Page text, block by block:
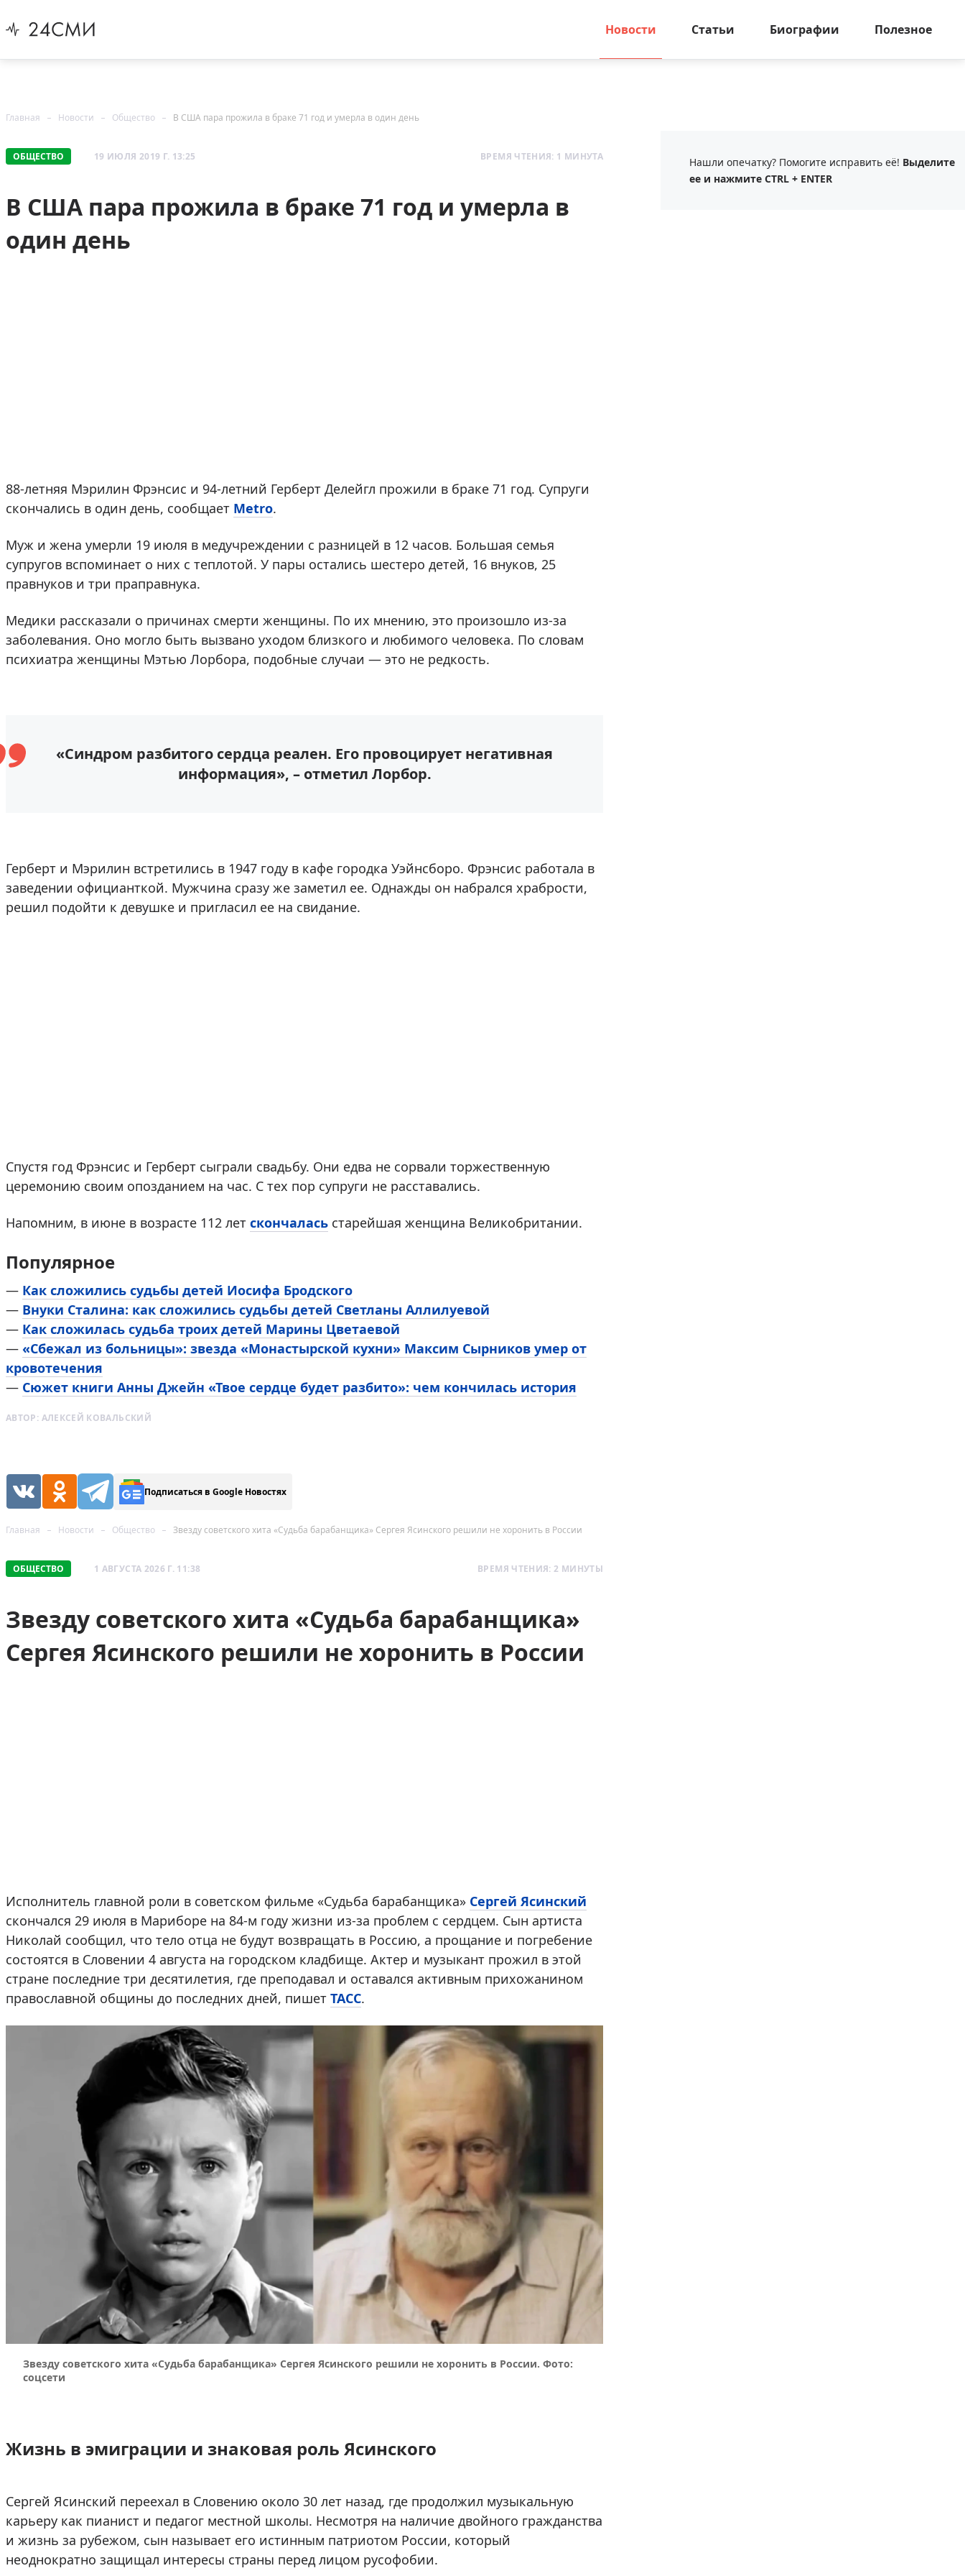
Новости Статьи Биографии Полезное
Главная Новости Общество В США пара прожила в браке 71 год и умерла в один день
ОБЩЕСТВО 19 ИЮЛЯ 2019 Г. 13:25 ВРЕМЯ ЧТЕНИЯ: 1 МИНУТА
В США пара прожила в браке 71 год и умерла в
один день
88-летняя Мэрилин Фрэнсис и 94-летний Герберт Делейгл прожили в браке 71 год. Супруги
скончались в один день, сообщает Metro.
Муж и жена умерли 19 июля в медучреждении с разницей в 12 часов. Большая семья
супругов вспоминает о них с теплотой. У пары остались шестеро детей, 16 внуков, 25
правнуков и три праправнука.
Медики рассказали о причинах смерти женщины. По их мнению, это произошло из-за
заболевания. Оно могло быть вызвано уходом близкого и любимого человека. По словам
психиатра женщины Мэтью Лорбора, подобные случаи — это не редкость.
«Синдром разбитого сердца реален. Его провоцирует негативная
информация», – отметил Лорбор.
Герберт и Мэрилин встретились в 1947 году в кафе городка Уэйнсборо. Фрэнсис работала в
заведении официанткой. Мужчина сразу же заметил ее. Однажды он набрался храбрости,
решил подойти к девушке и пригласил ее на свидание.
Спустя год Фрэнсис и Герберт сыграли свадьбу. Они едва не сорвали торжественную
церемонию своим опозданием на час. С тех пор супруги не расставались.
Напомним, в июне в возрасте 112 лет скончалась старейшая женщина Великобритании.
Популярное
— Как сложились судьбы детей Иосифа Бродского
— Внуки Сталина: как сложились судьбы детей Светланы Аллилуевой
— Как сложилась судьба троих детей Марины Цветаевой
— «Сбежал из больницы»: звезда «Монастырской кухни» Максим Сырников умер от
кровотечения
— Сюжет книги Анны Джейн «Твое сердце будет разбито»: чем кончилась история
АВТОР: АЛЕКСЕЙ КОВАЛЬСКИЙ
Подписаться в Google Новостях
Главная Новости Общество Звезду советского хита «Судьба барабанщика» Сергея Ясинского решили не хоронить в России
ОБЩЕСТВО 1 АВГУСТА 2026 Г. 11:38 ВРЕМЯ ЧТЕНИЯ: 2 МИНУТЫ
Звезду советского хита «Судьба барабанщика»
Сергея Ясинского решили не хоронить в России
Исполнитель главной роли в советском фильме «Судьба барабанщика» Сергей Ясинский
скончался 29 июля в Мариборе на 84-м году жизни из-за проблем с сердцем. Сын артиста
Николай сообщил, что тело отца не будут возвращать в Россию, а прощание и погребение
состоятся в Словении 4 августа на городском кладбище. Актер и музыкант прожил в этой
стране последние три десятилетия, где преподавал и оставался активным прихожанином
православной общины до последних дней, пишет ТАСС.
Звезду советского хита «Судьба барабанщика» Сергея Ясинского решили не хоронить в России. Фото:
соцсети
Жизнь в эмиграции и знаковая роль Ясинского
Сергей Ясинский переехал в Словению около 30 лет назад, где продолжил музыкальную
карьеру как пианист и педагог местной школы. Несмотря на наличие двойного гражданства
и жизнь за рубежом, сын называет его истинным патриотом России, который
неоднократно защищал интересы страны перед лицом русофобии.
Нашли опечатку? Помогите исправить её! Выделите
ее и нажмите CTRL + ENTER